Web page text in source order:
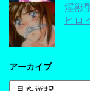
淫獣
ヒロ
アーカイブ
ア